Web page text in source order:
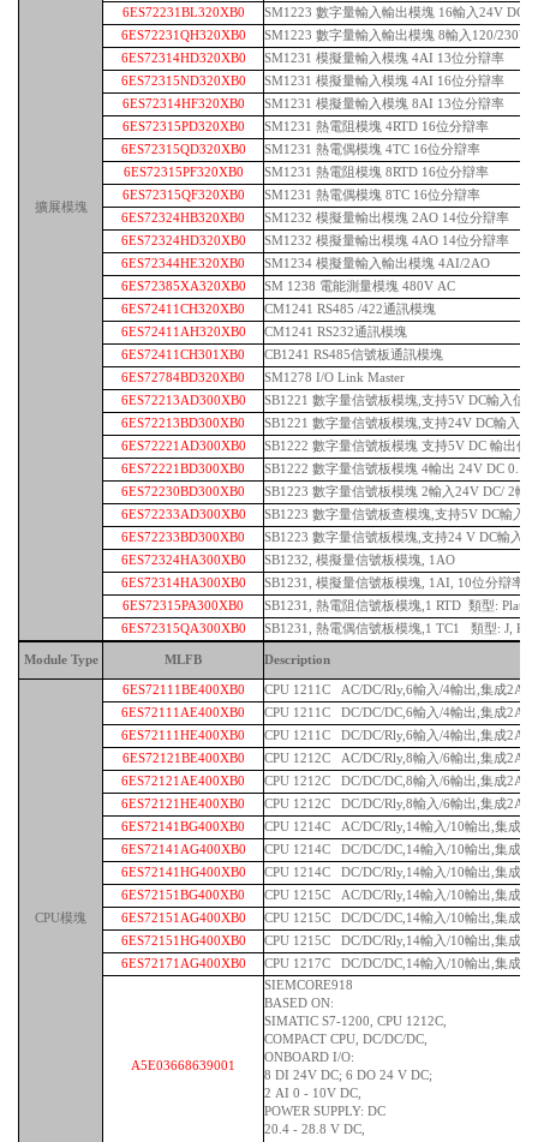
擴展模塊
6ES72231BL320XB0
SM1223 數字量輸入輸出模塊 16輸入24V DC/
6ES72231QH320XB0
SM1223 數字量輸入輸出模塊 8輸入120/230V
6ES72314HD320XB0
SM1231 模擬量輸入模塊 4AI 13位分辯率
6ES72315ND320XB0
SM1231 模擬量輸入模塊 4AI 16位分辯率
6ES72314HF320XB0
SM1231 模擬量輸入模塊 8AI 13位分辯率
6ES72315PD320XB0
SM1231 熱電阻模塊 4RTD 16位分辯率
6ES72315QD320XB0
SM1231 熱電偶模塊 4TC 16位分辯率
6ES72315PF320XB0
SM1231 熱電阻模塊 8RTD 16位分辯率
6ES72315QF320XB0
SM1231 熱電偶模塊 8TC 16位分辯率
6ES72324HB320XB0
SM1232 模擬量輸出模塊 2AO 14位分辯率
6ES72324HD320XB0
SM1232 模擬量輸出模塊 4AO 14位分辯率
6ES72344HE320XB0
SM1234 模擬量輸入輸出模塊 4AI/2AO
6ES72385XA320XB0
SM 1238 電能測量模塊 480V AC
6ES72411CH320XB0
CM1241 RS485 /422通訊模塊
6ES72411AH320XB0
CM1241 RS232通訊模塊
6ES72411CH301XB0
CB1241 RS485信號板通訊模塊
6ES72784BD320XB0
SM1278 I/O Link Master
6ES72213AD300XB0
SB1221 數字量信號板模塊,支持5V DC輸入信
6ES72213BD300XB0
SB1221 數字量信號板模塊,支持24V DC輸入
6ES72221AD300XB0
SB1222 數字量信號板模塊 支持5V DC 輸出信
6ES72221BD300XB0
SB1222 數字量信號板模塊 4輸出 24V DC
6ES72230BD300XB0
SB1223 數字量信號板模塊 2輸入24V DC/ 2輸
6ES72233AD300XB0
SB1223 數字量信號板查模塊,支持5V DC輸入
6ES72233BD300XB0
SB1223 數字量信號板模塊,支持24 V DC輸入
6ES72324HA300XB0
SB1232, 模擬量信號板模塊, 1AO
6ES72314HA300XB0
SB1231, 模擬量信號板模塊, 1AI, 10位分辯率,
6ES72315PA300XB0
SB1231, 熱電阻信號板模塊,1 RTD 類型:
6ES72315QA300XB0
SB1231, 熱電偶信號板模塊,1 TC1 類型: J, K
Module Type MLFB Description
CPU模塊
6ES72111BE400XB0
CPU 1211C AC/DC/Rly,6輸入/4輸出,集成2AI
6ES72111AE400XB0
CPU 1211C DC/DC/DC,6輸入/4輸出,集成2AI
6ES72111HE400XB0
CPU 1211C DC/DC/Rly,6輸入/4輸出,集成2AI
6ES72121BE400XB0
CPU 1212C AC/DC/Rly,8輸入/6輸出,集成2AI
6ES72121AE400XB0
CPU 1212C DC/DC/DC,8輸入/6輸出,集成2AI
6ES72121HE400XB0
CPU 1212C DC/DC/Rly,8輸入/6輸出,集成2AI
6ES72141BG400XB0
CPU 1214C AC/DC/Rly,14輸入/10輸出,集成
6ES72141AG400XB0
CPU 1214C DC/DC/DC,14輸入/10輸出,集成
6ES72141HG400XB0
CPU 1214C DC/DC/Rly,14輸入/10輸出,集成
6ES72151BG400XB0
CPU 1215C AC/DC/Rly,14輸入/10輸出,集成
6ES72151AG400XB0
CPU 1215C DC/DC/DC,14輸入/10輸出,集成
6ES72151HG400XB0
CPU 1215C DC/DC/Rly,14輸入/10輸出,集成
6ES72171AG400XB0
CPU 1217C DC/DC/DC,14輸入/10輸出,集成
A5E03668639001
SIEMCORE918
BASED ON:
SIMATIC S7-1200, CPU 1212C,
COMPACT CPU, DC/DC/DC,
ONBOARD I/O:
8 DI 24V DC; 6 DO 24 V DC;
2 AI 0 - 10V DC,
POWER SUPPLY: DC
20.4 - 28.8 V DC,